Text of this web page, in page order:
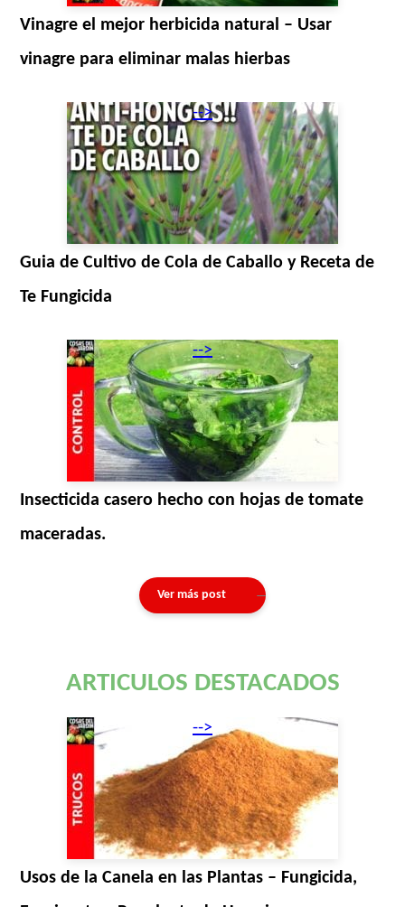
Vinagre el mejor herbicida natural – Usar
vinagre para eliminar malas hierbas
-->
Guia de Cultivo de Cola de Caballo y Receta de
Te Fungicida
-->
Insecticida casero hecho con hojas de tomate
maceradas.
Ver más post
ARTICULOS DESTACADOS
-->
Usos de la Canela en las Plantas – Fungicida,